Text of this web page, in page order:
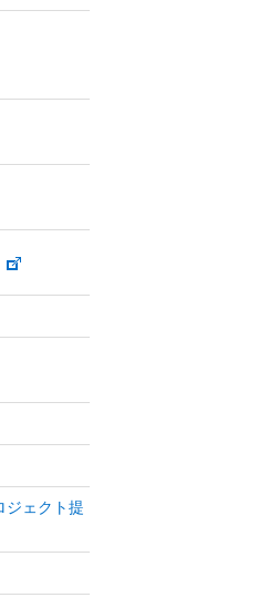
ジェクト提